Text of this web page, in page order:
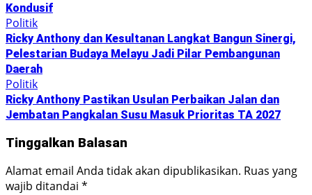
Kondusif
Politik
Ricky Anthony dan Kesultanan Langkat Bangun Sinergi,
Pelestarian Budaya Melayu Jadi Pilar Pembangunan
Daerah
Politik
Ricky Anthony Pastikan Usulan Perbaikan Jalan dan
Jembatan Pangkalan Susu Masuk Prioritas TA 2027
Tinggalkan Balasan
Alamat email Anda tidak akan dipublikasikan. Ruas yang
wajib ditandai *